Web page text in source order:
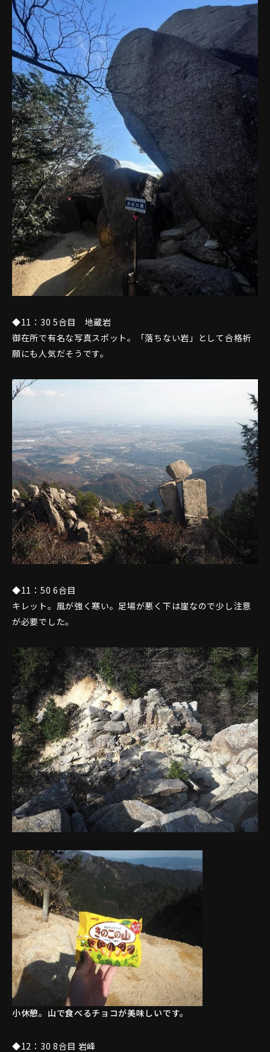
◆11：30 5合目 地蔵岩
御在所で有名な写真スポット。「落ちない岩」として合格祈
願にも人気だそうです。
◆11：50 6合目
キレット。風が強く寒い。足場が悪く下は崖なので少し注意
が必要でした。
小休憩。山で食べるチョコが美味しいです。
◆12：30 8合目 岩峰